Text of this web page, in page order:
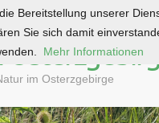
im Osterzgebirge
Bereitstellung unserer
Sie sich damit
Mehr Informationen